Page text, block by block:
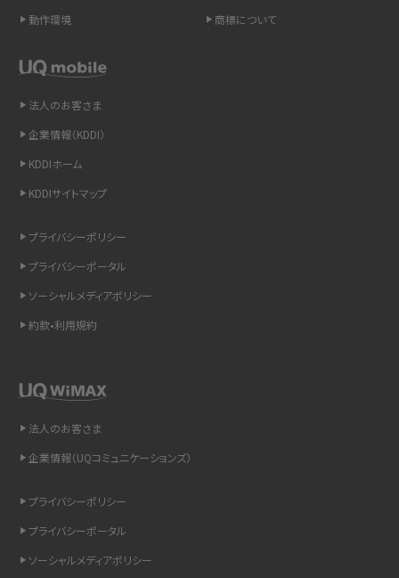
LINEの引き継ぎ方法は？対象データや事前準備・条件・注意点などを解説
LINEの通知がこない時の原因と対処法9選！設定の確認手順も解説
非通知設定とは？184で電話をかける方法やiPhone・Androidの設定を解説
スマホのウィジェットとは？iPhone・Androidの設定方法やおススメを紹介
リプライ機能とは？LINE、X（旧Twitter）、Instagram、TikTokで送る方法を解説
インスタのDMの送り方は？便利機能の使い方や注意点をわかりやすく解説
Bluetooth®とは？Wi-Fiとの違いやスマホ・PCとの接続方法を解説
「iPhoneを探す」の使い方と設定方法を紹介！ブラウザやアプリから探す方法を
紹介
動作環境
商標について
法人のお客さま
企業情報（KDDI）
KDDIホーム
KDDIサイトマップ
プライバシーポリシー
プライバシーポータル
ソーシャルメディアポリシー
約款•利用規約
法人のお客さま
企業情報（UQコミュニケーションズ）
プライバシーポリシー
プライバシーポータル
ソーシャルメディアポリシー